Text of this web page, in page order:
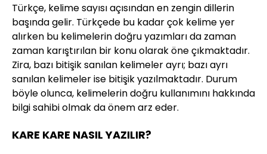
Türkçe, kelime sayısı açısından en zengin dillerin
başında gelir. Türkçede bu kadar çok kelime yer
alırken bu kelimelerin doğru yazımları da zaman
zaman karıştırılan bir konu olarak öne çıkmaktadır.
Zira, bazı bitişik sanılan kelimeler ayrı; bazı ayrı
sanılan kelimeler ise bitişik yazılmaktadır. Durum
böyle olunca, kelimelerin doğru kullanımını hakkında
bilgi sahibi olmak da önem arz eder.
KARE KARE NASIL YAZILIR?